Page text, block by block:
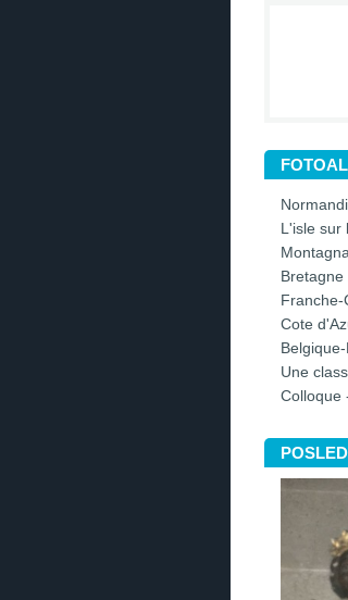
L'isle sur
Bretagne
Franche-
Cote
Une
Colloque